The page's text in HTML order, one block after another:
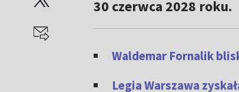
30 czerwca 2028 roku.
Waldemar Fornalik
Legia Warszawa